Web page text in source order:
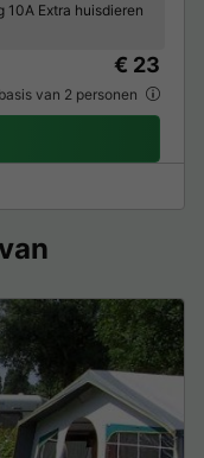
10A Extra huisdieren
€ 23
van 2 personen